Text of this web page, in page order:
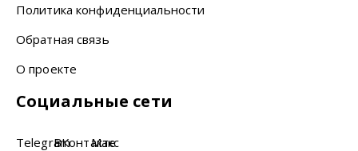
Политика конфиденциальности
Обратная связь
О проекте
Социальные сети
TelegramВКонтакте
Макс